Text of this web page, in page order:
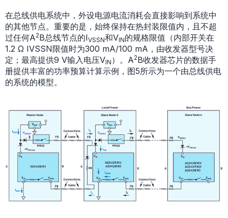
在总线供电系统中，外设电源电流消耗会直接影响到系统中
的其他节点。重要的是，始终保持在热封装限值内，且不超
过任何A2B总线节点的IVSSN和VIN的规格限值（内部开关在
1.2 Ω IVSSN限值时为300 mA/100 mA，由收发器型号决
定；最高提供9 V输入电压VIN ）。A2B收发器芯片的数据手
册提供丰富的功率预算计算示例，图5所示为一个由总线供电
的系统的模型。